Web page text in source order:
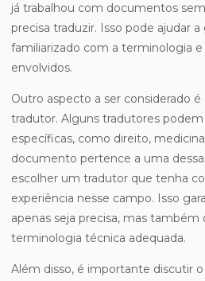
já trabalhou com documentos
precisa traduzir. Isso pode ajudar
familiarizado com a terminologia
envolvidos.
Outro aspecto a ser considerado é
tradutor. Alguns tradutores
específicas, como direito,
documento pertence a uma
escolher um tradutor que tenha
experiência nesse campo. Isso
apenas seja precisa, mas também
terminologia técnica adequada.
Além disso, é importante discutir